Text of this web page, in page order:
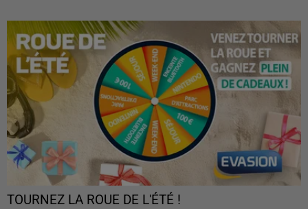
TOURNEZ LA ROUE DE L'ÉTÉ !